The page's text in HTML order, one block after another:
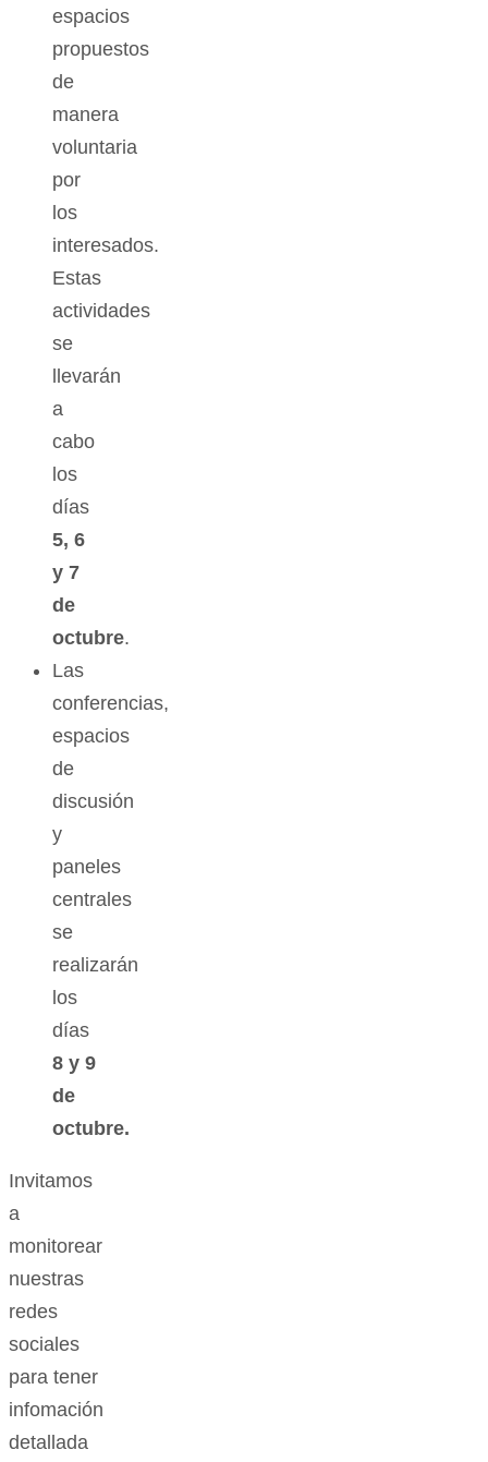
espacios
propuestos
de
manera
voluntaria
por
los
interesados.
Estas
actividades
se
llevarán
a
cabo
los
días
5, 6
y 7
de
octubre.
Las
conferencias,
espacios
de
discusión
y
paneles
centrales
se
realizarán
los
días
8 y 9
de
octubre.
Invitamos
a
monitorear
nuestras
redes
sociales
para tener
infomación
detallada